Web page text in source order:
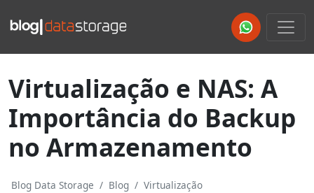
Virtualização e NAS: A
Importância do Backup
no Armazenamento
Blog Data Storage Blog
Virtualização